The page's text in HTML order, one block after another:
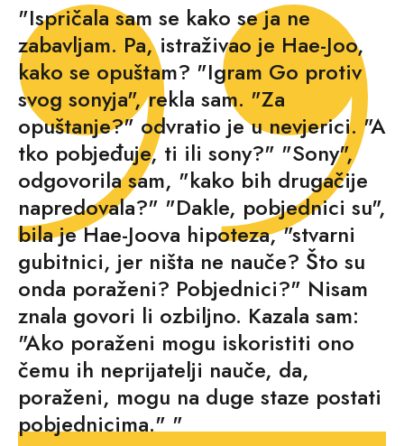
"Ispričala sam se kako se ja ne
zabavljam. Pa, istraživao je Hae-Joo,
kako se opuštam? "Igram Go protiv
svog sonyja", rekla sam. "Za
opuštanje?" odvratio je u nevjerici. "A
tko pobjeđuje, ti ili sony?" "Sony",
odgovorila sam, "kako bih drugačije
napredovala?" "Dakle, pobjednici su",
bila je Hae-Joova hipoteza, "stvarni
gubitnici, jer ništa ne nauče? Što su
onda poraženi? Pobjednici?" Nisam
znala govori li ozbiljno. Kazala sam:
"Ako poraženi mogu iskoristiti ono
čemu ih neprijatelji nauče, da,
poraženi, mogu na duge staze postati
pobjednicima." "